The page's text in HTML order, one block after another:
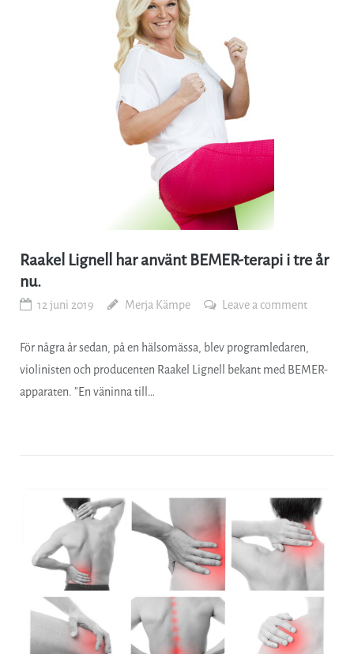
Raakel Lignell har använt BEMER-terapi i tre år
nu.
12 juni 2019 Merja Kämpe Leave a comment
För några år sedan, på en hälsomässa, blev programledaren,
violinisten och producenten Raakel Lignell bekant med BEMER-
apparaten. ”En väninna till…